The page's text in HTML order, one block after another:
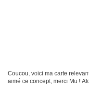
Coucou, voici ma carte
aimé ce concept, merci Mu !